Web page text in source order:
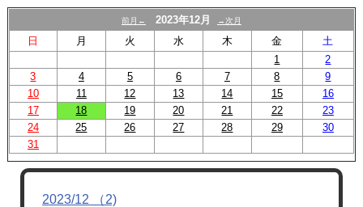
前月← 2023年12月 →次月
日 月 火 水 木 金
土
1
2
3
4 5 6 7 8
9
10
11 12 13 14 15
16
17
18 19 20 21 22
23
24
25 26 27 28 29
30
31
2023/12 （2)